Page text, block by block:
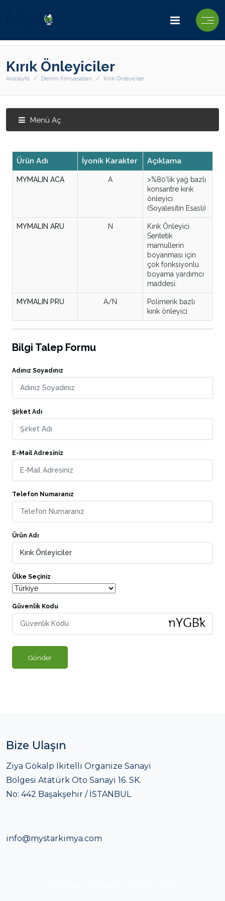
Kırık Önleyiciler
Anasayfa Denim Kimyasalları Kırık Önleyiciler
Menü Aç
Ürün Adı İyonik Karakter Açıklama
MYMALIN ACA A
>%80'lik yağ bazlı
konsantre kırık
önleyici
(Soyalesitin Esaslı)
MYMALIN ARU N
Kırık Önleyici.
Sentetik
mamullerin
boyanması için
çok fonksiyonlu
boyama yardımcı
maddesi.
MYMALIN PRU A/N
Polimerik bazlı
kırık önleyici
Bilgi Talep Formu
Adınız Soyadınız
Şirket Adı
E-Mail Adresiniz
Telefon Numaranız
Ürün Adı
Ülke Seçiniz
Güvenlik Kodu
Gönder
Bize Ulaşın
Ziya Gökalp İkitelli Organize Sanayi
Bölgesi Atatürk Oto Sanayi 16. SK.
No: 442 Başakşehir / İSTANBUL
info@mystarkimya.com